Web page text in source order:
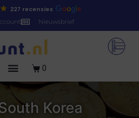
227 recensies
Nieuwsbrief
0
Korea